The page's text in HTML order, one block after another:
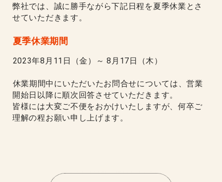
弊社では、誠に勝手ながら下記日程を夏季休業とさ
せていただきます。
夏季休業期間
2023年8月11日（金）～ 8月17日（木）
休業期間中にいただいたお問合せについては、営業
開始日以降に順次回答させていただきます。
皆様には大変ご不便をおかけいたしますが、何卒ご
理解の程お願い申し上げます。